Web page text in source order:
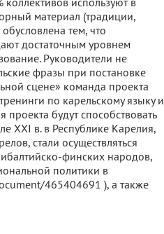
материал (традиции,
тем, что
достаточным уровнем
Руководители не
фразы при постановке
сцене» команда проекта
по карельскому языку и
будут способствовать
XXI в. в Республике Карелия,
стали осуществляться
финских народов,
политики в
465404691 ), а также